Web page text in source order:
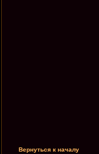
Вернуться к началу